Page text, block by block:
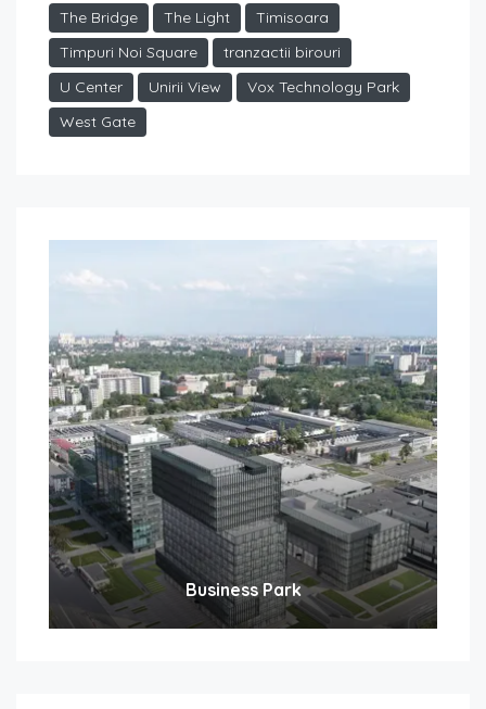
The Bridge
The Light
Timisoara
Timpuri Noi Square
tranzactii birouri
U Center
Unirii View
Vox Technology Park
West Gate
Business Park